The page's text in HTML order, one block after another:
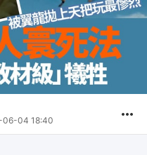
06-04 18:40